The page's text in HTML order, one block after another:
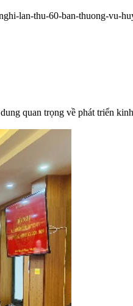
lan-thu-60-ban-thuong-vu-
quan trọng về phát triển